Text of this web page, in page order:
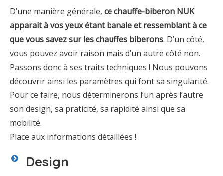
D’une manière générale, ce chauffe-biberon NUK
apparait à vos yeux étant banale et ressemblant à ce
que vous savez sur les chauffes biberons. D’un côté,
vous pouvez avoir raison mais d’un autre côté non.
Passons donc à ses traits techniques ! Nous pouvons
découvrir ainsi les paramètres qui font sa singularité.
Pour ce faire, nous déterminerons l’un après l’autre
son design, sa praticité, sa rapidité ainsi que sa
mobilité.
Place aux informations détaillées !
Design